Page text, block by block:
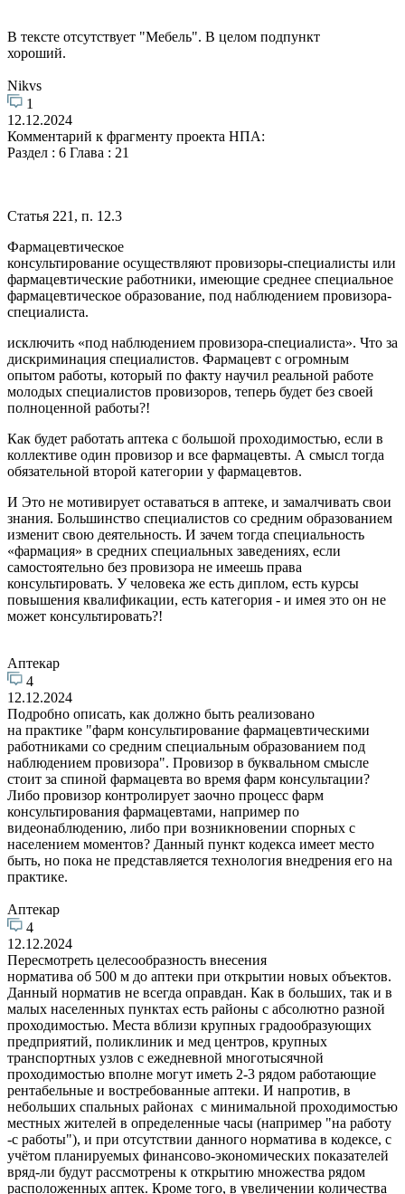
В тексте отсутствует "Мебель". В целом подпункт
хороший.
Nikvs
1
12.12.2024
Комментарий к фрагменту проекта НПА:
Раздел : 6 Глава : 21
Статья 221, п. 12.3
Фармацевтическое
консультирование осуществляют провизоры-специалисты или
фармацевтические работники, имеющие среднее специальное
фармацевтическое образование, под наблюдением провизора-
специалиста.
исключить «под наблюдением провизора-специалиста». Что за
дискриминация специалистов. Фармацевт с огромным
опытом работы, который по факту научил реальной работе
молодых специалистов провизоров, теперь будет без своей
полноценной работы?!
Как будет работать аптека с большой проходимостью, если в
коллективе один провизор и все фармацевты. А смысл тогда
обязательной второй категории у фармацевтов.
И Это не мотивирует оставаться в аптеке, и замалчивать свои
знания. Большинство специалистов со средним образованием
изменит свою деятельность. И зачем тогда специальность
«фармация» в средних специальных заведениях, если
самостоятельно без провизора не имеешь права
консультировать. У человека же есть диплом, есть курсы
повышения квалификации, есть категория - и имея это он не
может консультировать?!
Аптекар
4
12.12.2024
Подробно описать, как должно быть реализовано
на практике "фарм консультирование фармацевтическими
работниками со средним специальным образованием под
наблюдением провизора". Провизор в буквальном смысле
стоит за спиной фармацевта во время фарм консультации?
Либо провизор контролирует заочно процесс фарм
консультирования фармацевтами, например по
видеонаблюдению, либо при возникновении спорных с
населением моментов? Данный пункт кодекса имеет место
быть, но пока не представляется технология внедрения его на
практике.
Аптекар
4
12.12.2024
Пересмотреть целесообразность внесения
норматива об 500 м до аптеки при открытии новых объектов.
Данный норматив не всегда оправдан. Как в больших, так и в
малых населенных пунктах есть районы с абсолютно разной
проходимостью. Места вблизи крупных градообразующих
предприятий, поликлиник и мед центров, крупных
транспортных узлов с ежедневной многотысячной
проходимостью вполне могут иметь 2-3 рядом работающие
рентабельные и востребованные аптеки. И напротив, в
небольших спальных районах с минимальной проходимостью
местных жителей в определенные часы (например "на работу
-с работы"), и при отсутствии данного норматива в кодексе, с
учётом планируемых финансово-экономических показателей
вряд-ли будут рассмотрены к открытию множества рядом
расположенных аптек. Кроме того, в увеличении количества